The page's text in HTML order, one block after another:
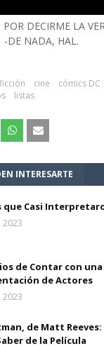
POR DECIRME LA
-DE NADA, HAL.
cine cómics DC
listas
INTERESARTE
que Casi
2023
de Contar con
de Actores
2023
de Matt Reeves:
de la Película